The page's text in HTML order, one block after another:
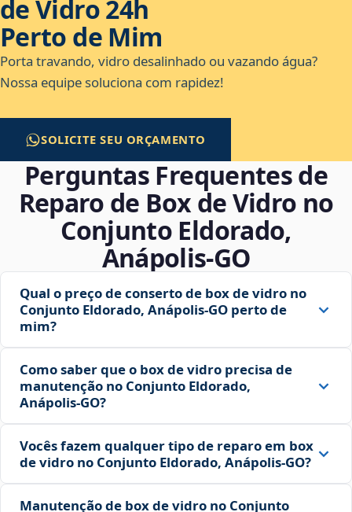
de Vidro 24h
Perto de Mim
Porta travando, vidro desalinhado ou vazando água?
Nossa equipe soluciona com rapidez!
SOLICITE SEU ORÇAMENTO
Perguntas Frequentes de
Reparo de Box de Vidro no
Conjunto Eldorado,
Anápolis‑GO
Qual o preço de conserto de box de vidro no
Conjunto Eldorado, Anápolis‑GO perto de
mim?
Como saber que o box de vidro precisa de
manutenção no Conjunto Eldorado,
Anápolis‑GO?
Vocês fazem qualquer tipo de reparo em box
de vidro no Conjunto Eldorado, Anápolis‑GO?
Manutenção de box de vidro no Conjunto